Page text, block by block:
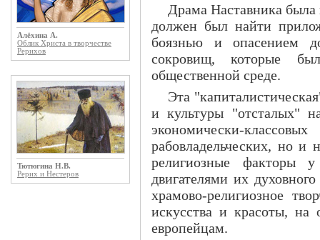
Алёхина А.
Облик Христа в творчестве
Рерихов
Тютюгина Н.В.
Рерих и Нестеров
Драма Наставника
должен был найти
боязнью и опасением
сокровищ, которые
общественной среде.
Эта
и культуры "отсталых"
экономически-
рабовладельческих, но и
религиозные факторы
двигателями их
храмово-религиозное
искусства и красоты, на
европейцам.